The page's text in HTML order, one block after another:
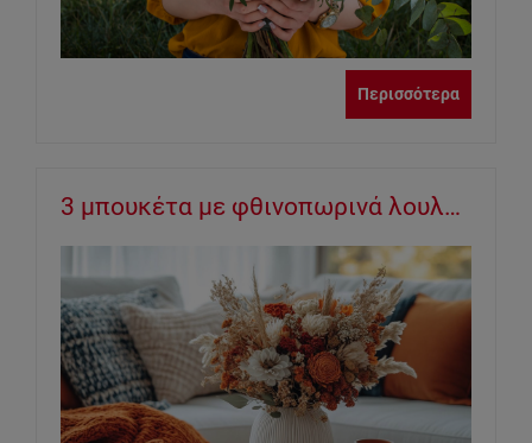
Περισσότερα
3 μπουκέτα με φθινοπωρινά λουλούδια για τη διακόσμηση κάθε σημείου του σπιτιού σας!